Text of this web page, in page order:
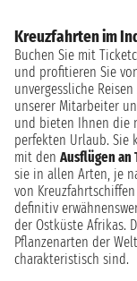
Kreuzfahrten im
Buchen Sie mit
und profitieren Sie
unvergessliche Reisen
unserer Mitarbeiter
und bieten Ihnen die
perfekten Urlaub. Sie
mit den Ausflügen an
sie in allen Arten, je
von
definitiv
der Ostküste Afrikas.
Pflanzenarten der
charakteristisch sind.